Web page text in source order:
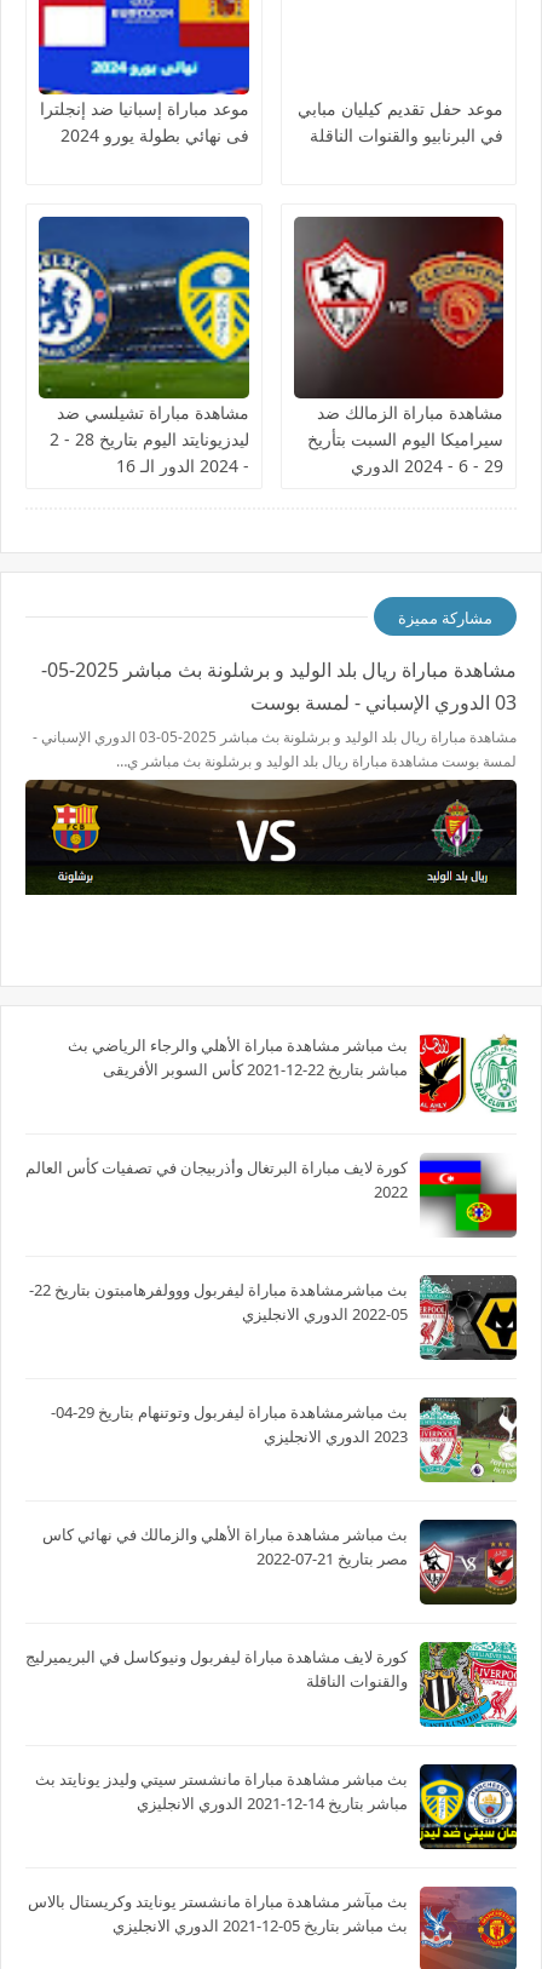
موعد حفل تقديم كيليان مبابي
في البرنابيو والقنوات الناقلة
موعد مباراة إسبانيا ضد إنجلترا
فى نهائي بطولة يورو 2024
مشاهدة مباراة الزمالك ضد
سيراميكا اليوم السبت بتأريخ
29 - 6 - 2024 الدوري
مشاهدة مباراة تشيلسي ضد
ليدزيونايتد اليوم بتاريخ 28 - 2
- 2024 الدور الـ 16
مشاركة مميزة
مشاهدة مباراة ريال بلد الوليد و برشلونة بث مباشر 2025-05-
03 الدوري الإسباني - لمسة بوست
مشاهدة مباراة ريال بلد الوليد و برشلونة بث مباشر 2025-05-03 الدوري الإسباني -
لمسة بوست مشاهدة مباراة ريال بلد الوليد و برشلونة بث مباشر ي…
بث مباشر مشاهدة مباراة الأهلي والرجاء الرياضي بث
مباشر بتاريخ 22-12-2021 كأس السوبر الأفريقى
كورة لايف مباراة البرتغال وأذربيجان في تصفيات كأس العالم
2022
بث مباشرمشاهدة مباراة ليفربول ووولفرهامبتون بتاريخ 22-
05-2022 الدوري الانجليزي
بث مباشرمشاهدة مباراة ليفربول وتوتنهام بتاريخ 29-04-
2023 الدوري الانجليزي
بث مباشر مشاهدة مباراة الأهلي والزمالك في نهائي كاس
مصر بتاريخ 21-07-2022
كورة لايف مشاهدة مباراة ليفربول ونيوكاسل في البريميرليج
والقنوات الناقلة
بث مباشر مشاهدة مباراة مانشستر سيتي وليدز يونايتد بث
مباشر بتاريخ 14-12-2021 الدوري الانجليزي
بث مبآشر مشاهدة مباراة مانشستر يونايتد وكريستال بالاس
بث مباشر بتاريخ 05-12-2021 الدوري الانجليزي